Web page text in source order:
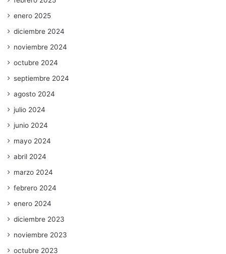
enero 2025
diciembre 2024
noviembre 2024
octubre 2024
septiembre 2024
agosto 2024
julio 2024
junio 2024
mayo 2024
abril 2024
marzo 2024
febrero 2024
enero 2024
diciembre 2023
noviembre 2023
octubre 2023